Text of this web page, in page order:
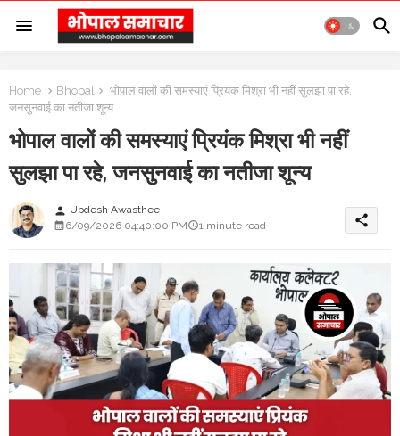
Home Bhopal
भोपाल वालों की समस्याएं प्रियंक मिश्रा भी नहीं सुलझा पा रहे,
जनसुनवाई का नतीजा शून्य
भोपाल वालों की समस्याएं प्रियंक मिश्रा भी नहीं
सुलझा पा रहे, जनसुनवाई का नतीजा शून्य
person Updesh Awasthee
6/09/2026 04:40:00 PM
1 minute read share